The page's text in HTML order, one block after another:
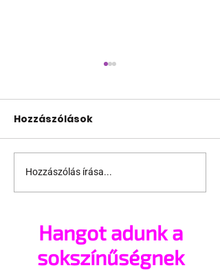
Ezek voltak a
Történeti Hónap
pillanatai
Hozzászólások
Hozzászólás írása...
Hangot adunk a
sokszínűségnek